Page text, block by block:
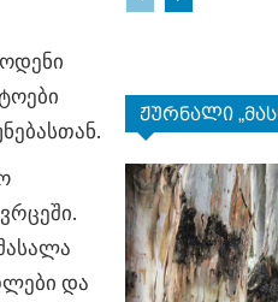
და
ჟურნალი